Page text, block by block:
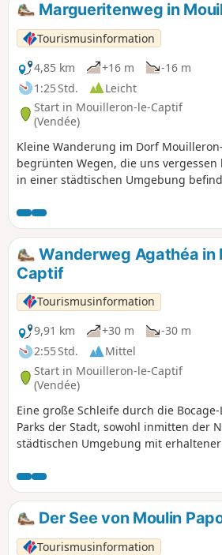
Margueritenweg in
Tourismusinformation
4,85 km
+16 m
-16 m
1:25 Std.
Leicht
Start in Mouilleron-le-Captif
(Vendée)
Kleine Wanderung im Dorf
begrünten Wegen, die uns vergessen
in einer städtischen Umgebung
auf halber Strecke. Rund um die
zu sehen.
Wanderweg Agathéa in
Captif
Tourismusinformation
9,91 km
+30 m
-30 m
2:55 Std.
Mittel
Start in Mouilleron-le-Captif
(Vendée)
Eine große Schleife durch die
Parks der Stadt, sowohl inmitten der
städtischen Umgebung mit
die Hohlwege mit Kopfbäumen und
und Freizeiteinrichtungen
Weges wurde umgekehrt, gehen Sie
15. Der See von Moulin
Tourismusinformation